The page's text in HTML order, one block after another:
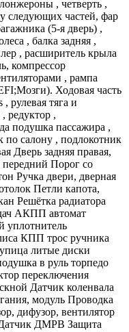
, четверть ,
следующих частей, фар
(5-я дверь) ,
, балка задняя ,
, расширитель крыла
компрессор
, рампа
Ходовая часть
рулевая тяга и
редуктор ,
подушка пассажира ,
по салону , подлокотник
Дверь задняя правая,
передний Порог со
Ручка двери, дверная
Петли капота,
Решётка радиатора
АКПП автомат
уплотнитель
КПП трос ручника
литые диски
в руль торпедо
переключения
Датчик коленвала
модуль Проводка
дифузор, вентилятор
Датчик ДМРВ Защита